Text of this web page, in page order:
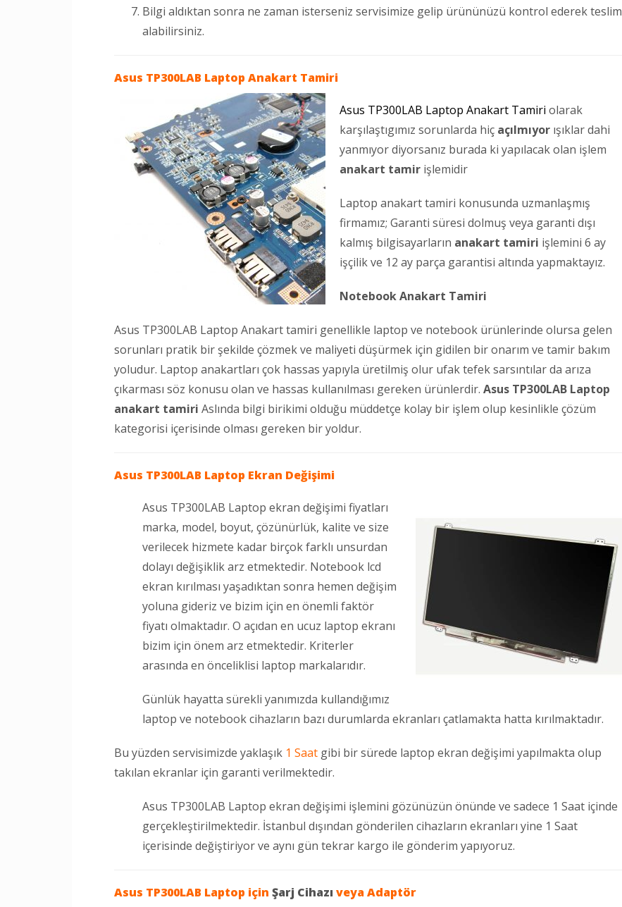
Bilgi aldıktan sonra ne zaman isterseniz servisimize gelip ürününüzü kontrol ederek teslim
alabilirsiniz.
Asus TP300LAB Laptop Anakart Tamiri
Asus TP300LAB Laptop Anakart Tamiri olarak
karşılaştıgımız sorunlarda hiç açılmıyor ışıklar dahi
yanmıyor diyorsanız burada ki yapılacak olan işlem
anakart tamir işlemidir
Laptop anakart tamiri konusunda uzmanlaşmış
firmamız; Garanti süresi dolmuş veya garanti dışı
kalmış bilgisayarların anakart tamiri işlemini 6 ay
işçilik ve 12 ay parça garantisi altında yapmaktayız.
Notebook Anakart Tamiri
Asus TP300LAB Laptop Anakart tamiri genellikle laptop ve notebook ürünlerinde olursa gelen
sorunları pratik bir şekilde çözmek ve maliyeti düşürmek için gidilen bir onarım ve tamir bakım
yoludur. Laptop anakartları çok hassas yapıyla üretilmiş olur ufak tefek sarsıntılar da arıza
çıkarması söz konusu olan ve hassas kullanılması gereken ürünlerdir. Asus TP300LAB Laptop
anakart tamiri Aslında bilgi birikimi olduğu müddetçe kolay bir işlem olup kesinlikle çözüm
kategorisi içerisinde olması gereken bir yoldur.
Asus TP300LAB Laptop Ekran Değişimi
Asus TP300LAB Laptop ekran değişimi fiyatları
marka, model, boyut, çözünürlük, kalite ve size
verilecek hizmete kadar birçok farklı unsurdan
dolayı değişiklik arz etmektedir. Notebook lcd
ekran kırılması yaşadıktan sonra hemen değişim
yoluna gideriz ve bizim için en önemli faktör
fiyatı olmaktadır. O açıdan en ucuz laptop ekranı
bizim için önem arz etmektedir. Kriterler
arasında en önceliklisi laptop markalarıdır.
Günlük hayatta sürekli yanımızda kullandığımız
laptop ve notebook cihazların bazı durumlarda ekranları çatlamakta hatta kırılmaktadır.
Bu yüzden servisimizde yaklaşık 1 Saat gibi bir sürede laptop ekran değişimi yapılmakta olup
takılan ekranlar için garanti verilmektedir.
Asus TP300LAB Laptop ekran değişimi işlemini gözünüzün önünde ve sadece 1 Saat içinde
gerçekleştirilmektedir. İstanbul dışından gönderilen cihazların ekranları yine 1 Saat
içerisinde değiştiriyor ve aynı gün tekrar kargo ile gönderim yapıyoruz.
Asus TP300LAB Laptop için Şarj Cihazı veyaAdaptör